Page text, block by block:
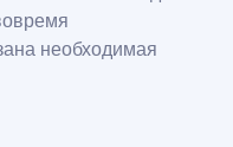
необходимая